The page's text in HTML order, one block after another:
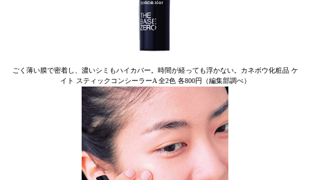
ごく薄い膜で密着し、濃いシミもハイカバー。時間が経っても浮かない。カネボウ化粧品 ケ
イト スティックコンシーラーA 全2色 各800円（編集部調べ）